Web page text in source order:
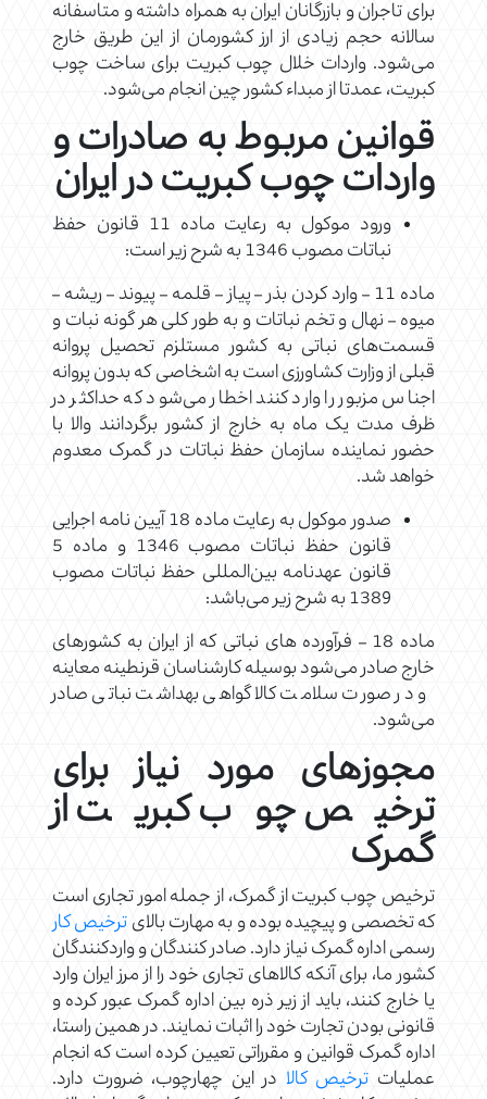
برای تاجران و بازرگانان ایران به همراه داشته و متاسفانه
سالانه حجم زیادی از ارز کشورمان از این طریق خارج
می‌شود. واردات خلال چوب کبریت برای ساخت چوب
کبریت، عمدتا از مبداء کشور چین انجام می‌شود.
قوانین مربوط به صادرات و
واردات چوب کبریت در ایران
ورود موکول به رعایت ماده 11 قانون حفظ
نباتات مصوب 1346 به شرح زیر است:
‌ماده 11 – وارد کردن بذر – پیاز – قلمه – پیوند – ریشه –
میوه – نهال و تخم نباتات و به طور کلی هر گونه نبات و
قسمت‌های نباتی به کشور‌ مستلزم تحصیل پروانه
قبلی از وزارت کشاورزی است به اشخاصی که بدون پروانه
اجناس مزبور را وارد کنند اخطار می‌شود که حداکثر در
ظرف مدت ‌یک ماه به خارج از کشور برگردانند والا با
حضور نماینده سازمان حفظ نباتات در گمرک معدوم
خواهد شد.
صدور موکول به رعایت ماده 18 آیین نامه اجرایی
قانون حفظ نباتات مصوب 1346 و ماده 5
قانون عهدنامه بین‌المللی حفظ نباتات مصوب
1389 به شرح زیر می‌باشد:
ماده 18 – فرآورده های نباتی كه از ايران به كشورهای
خارج صادر می‌شود بوسيله كارشناسان قرنطينه معاينه
و در صورت سلامت كالا گواهی بهداشت نباتی صادر
می‌شود.
مجوزهای مورد نیاز برای
ترخیص چوب کبریت از
گمرک
ترخیص چوب کبریت از گمرک، از جمله امور تجاری است
که تخصصی و پیچیده بوده و به مهارت بالایترخیص کار
رسمی اداره گمرک نیاز دارد. صادر کنندگان و واردکنندگان
کشور ما، برای آنکه کالاهای تجاری خود را از مرز ایران وارد
یا خارج کنند، باید از زیر ذره بین اداره گمرک عبور کرده و
قانونی بودن تجارت خود را اثبات نمایند. در همین راستا،
اداره گمرک قوانین و مقرراتی تعیین کرده است که انجام
عملیات ترخیص کالا در این چهارچوب، ضرورت دارد.